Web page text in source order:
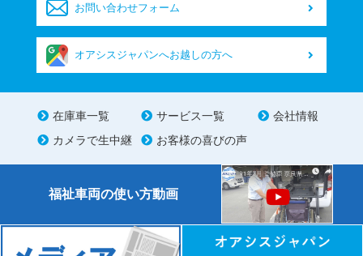
お問い合わせフォーム
オアシスジャパンへお越しの方へ
在庫車一覧 サービス一覧
会社情報
カメラで生中継
お客様の喜びの声
福祉車両の使い方動画